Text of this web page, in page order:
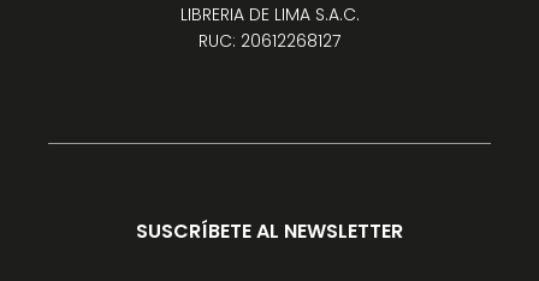
LIBRERIA DE LIMA S.A.C.
RUC: 20612268127
SUSCRÍBETE AL NEWSLETTER